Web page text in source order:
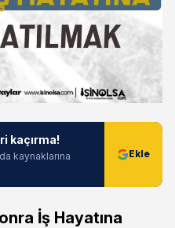
kaçırma!
kaynaklarına
İş Hayatına